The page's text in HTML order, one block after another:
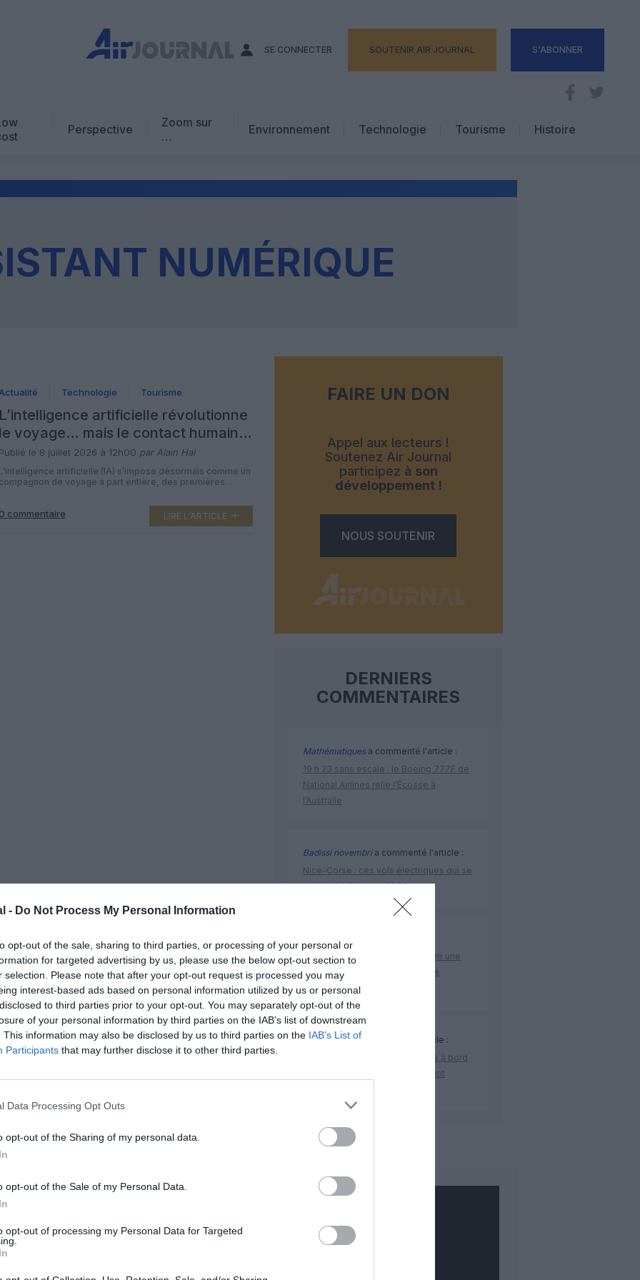
- Do Not Process My Personal Information
opt-out of the sale, sharing to third parties, or processing of your personal or
for targeted advertising by us, please use the below opt-out section to
selection. Please note that after your opt-out request is processed you may
interest-based ads based on personal information utilized by us or personal
to third parties prior to your opt-out. You may separately opt-out of the
of your personal information by third parties on the IAB’s list of downstream
This information may also be disclosed by us to third parties on the IAB’s List of
Participants that may further disclose it to other third parties.
Data Processing Opt Outs
opt-out of the Sharing of my personal data.
opt-out of the Sale of my Personal Data.
opt-out of processing my Personal Data for Targeted
SE CONNECTER SOUTENIR AIR JOURNAL S'ABONNER
Perspective
Zoom sur
…
Vidéo
Environnement Technologie
Tourisme
Hôtellerie
Histoire
NUMÉRIQUE
Actualité Technologie Tourisme
L’intelligence artificielle révolutionne
le voyage… mais le contact humain
demeure essentiel
Publié le 8 juillet 2026 à 12h00 par Alain Hai
L’intelligence artificielle (IA) s’impose désormais comme un
compagnon de voyage à part entière, des premières
dans les aéroports et les cockpits. Les voyageurs, comme
les agences de voyages, apprennent à composer avec ces
nouveaux assistants qui promettent des parcours plus
0 commentaire LIRE L'ARTICLE
FAIRE UN DON
Appel aux lecteurs !
Soutenez Air Journal
participez à son
développement !
NOUS SOUTENIR
DERNIERS
COMMENTAIRES
Mathématiquesa commenté l'article :
19 h 23 sans escale : le Boeing 777F de
National Airlines relie l’Écosse à
l’Australie
Badissi novembria commenté l'article :
Nice–Corse : ces vols électriques qui se
profilent à l’horizon 2030
Bruxelles–Porto : Transavia ouvre une
nouvelle liaison loisirs à partir de
décembre 2026
CHECK LASTa commenté l'article :
EasyJet fait monter les doudous à bord
avec des cartes d’embarquement